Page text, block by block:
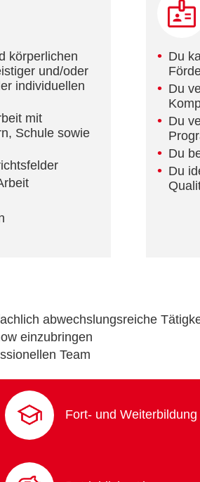
körperlichen
und/oder
individuellen
mit
Schule sowie
Du
Du
Du
Du
Du
abwechslungsreiche
einzubringen
Team
Fort- und Weiterbildung